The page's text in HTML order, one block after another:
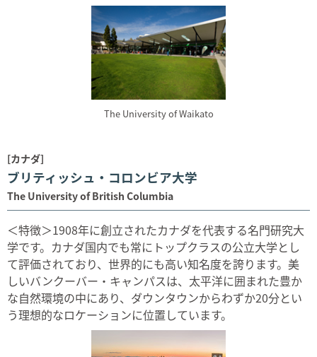
The University of Waikato
[カナダ]
ブリティッシュ・コロンビア大学
The University of British Columbia
＜特徴＞1908年に創立されたカナダを代表する名門研究大
学です。カナダ国内でも常にトップクラスの公立大学とし
て評価されており、世界的にも高い知名度を誇ります。美
しいバンクーバー・キャンパスは、太平洋に囲まれた豊か
な自然環境の中にあり、ダウンタウンからわずか20分とい
う理想的なロケーションに位置しています。